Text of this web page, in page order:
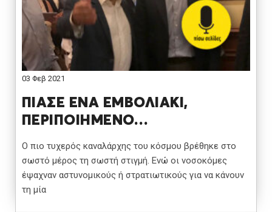
03 Φεβ 2021
ΠΙΑΣΕ ΕΝΑ ΕΜΒΟΛΙΑΚΙ,
ΠΕΡΙΠΟΙΗΜΕΝΟ…
Ο πιο τυχερός καναλάρχης του κόσμου βρέθηκε στο
σωστό μέρος τη σωστή στιγμή. Ενώ οι νοσοκόμες
έψαχναν αστυνομικούς ή στρατιωτικούς για να κάνουν
τη μία